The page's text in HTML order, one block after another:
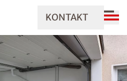
KONTAKT